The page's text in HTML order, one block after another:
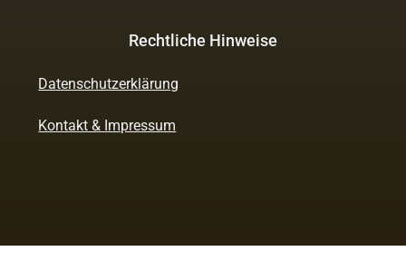
Rechtliche Hinweise
Datenschutzerklärung
Kontakt & Impressum